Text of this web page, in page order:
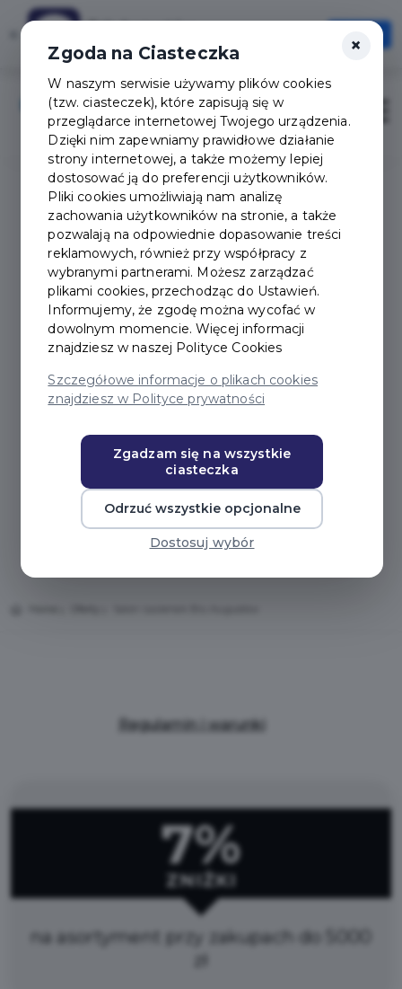
Szybciej, wygodniej, zawsze pod ręką
Otwórz
Zaloguj
Regulamin i warunki
7%
ZNIŻKI
na asortyment przy zakupach do 5000
×
Zgoda na Ciasteczka
W naszym serwisie używamy plików cookies
(tzw. ciasteczek), które zapisują się w
przeglądarce internetowej Twojego urządzenia.
Dzięki nim zapewniamy prawidłowe działanie
strony internetowej, a także możemy lepiej
dostosować ją do preferencji użytkowników.
Pliki cookies umożliwiają nam analizę
zachowania użytkowników na stronie, a także
pozwalają na odpowiednie dopasowanie treści
reklamowych, również przy współpracy z
wybranymi partnerami. Możesz zarządzać
plikami cookies, przechodząc do Ustawień.
Informujemy, że zgodę można wycofać w
dowolnym momencie. Więcej informacji
znajdziesz w naszej Polityce Cookies
Szczegółowe informacje o plikach cookies
znajdziesz w Polityce prywatności
Zgadzam się na wszystkie
ciasteczka
Odrzuć wszystkie opcjonalne
Dostosuj wybór